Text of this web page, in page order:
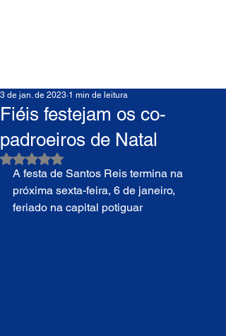
Fiéis festejam os co-
padroeiros de Natal
3 de jan. de 2023 1 min de leitura
Avaliado com NaN de 5 estrelas.
A festa de Santos Reis termina na
próxima sexta-feira, 6 de janeiro,
feriado na capital potiguar